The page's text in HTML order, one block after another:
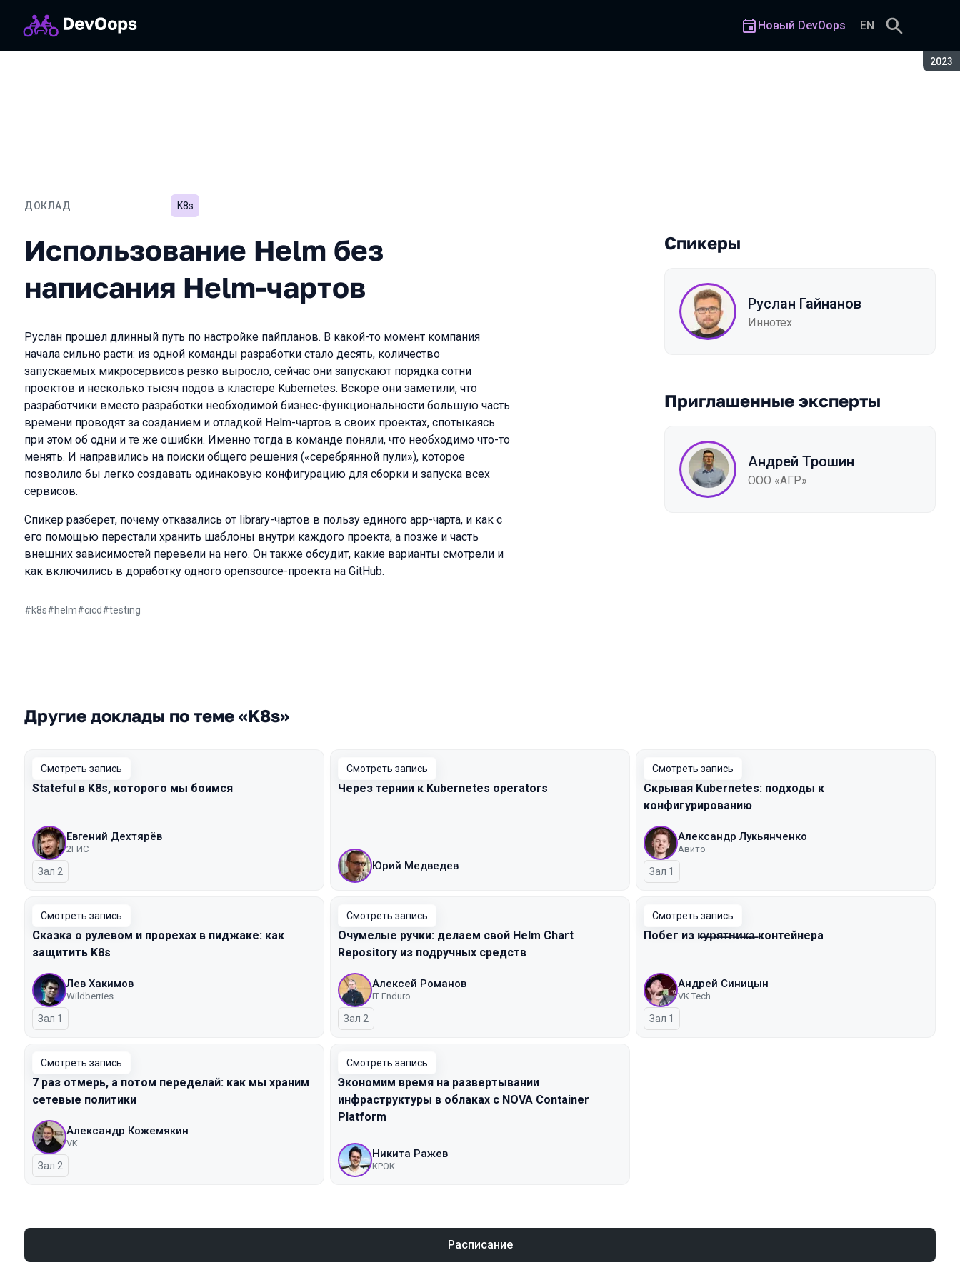
2023
Новый DevOops EN
ДОКЛАД
Использование Helm без написания Helm-чартов
K8s
Использование Helm без
написания Helm-чартов
Руслан прошел длинный путь по настройке пайпланов. В какой-то момент компания
начала сильно расти: из одной команды разработки стало десять, количество
запускаемых микросервисов резко выросло, сейчас они запускают порядка сотни
проектов и несколько тысяч подов в кластере Kubernetes. Вскоре они заметили, что
разработчики вместо разработки необходимой бизнес-функциональности большую часть
времени проводят за созданием и отладкой Helm-чартов в своих проектах, спотыкаясь
при этом об одни и те же ошибки. Именно тогда в команде поняли, что необходимо что-то
менять. И направились на поиски общего решения («серебрянной пули»), которое
позволило бы легко создавать одинаковую конфигурацию для сборки и запуска всех
сервисов.
Спикер разберет, почему отказались от library-чартов в пользу единого app-чарта, и как с
его помощью перестали хранить шаблоны внутри каждого проекта, а позже и часть
внешних зависимостей перевели на него. Он также обсудит, какие варианты смотрели и
как включились в доработку одного opensource-проекта на GitHub.
#k8s#helm#cicd#testing
Спикеры
Руслан Гайнанов
Иннотех
Приглашенные эксперты
Андрей Трошин
ООО «АГР»
Другие доклады по теме «K8s»
Смотреть запись
Stateful в K8s, которого мы боимся
Евгений Дехтярёв
2ГИС
Зал 2
Смотреть запись
Через тернии к Kubernetes operators
Юрий Медведев
Смотреть запись
Скрывая Kubernetes: подходы к
конфигурированию
Александр Лукьянченко
Авито
Зал 1
Смотреть запись
Сказка о рулевом и прорехах в пиджаке: как
защитить K8s
Лев Хакимов
Wildberries
Зал 1
Смотреть запись
Очумелые ручки: делаем свой Helm Chart
Repository из подручных средств
Алексей Романов
IT Enduro
Зал 2
Смотреть запись
Побег из к̶у̶р̶я̶т̶н̶и̶к̶а̶ контейнера
Андрей Синицын
VK Tech
Зал 1
Смотреть запись
7 раз отмерь, а потом переделай: как мы храним
сетевые политики
Александр Кожемякин
VK
Зал 2
Смотреть запись
Экономим время на развертывании
инфраструктуры в облаках с NOVA Container
Platform
Никита Ражев
КРОК
Расписание